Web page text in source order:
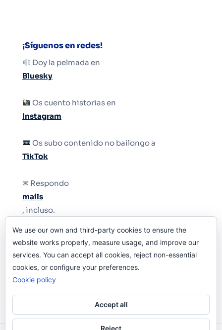
¡Síguenos en redes!
Doy la pelmada en
Bluesky
Os cuento historias en
Instagram
Os subo contenido no bailongo a
TikTok
✉ Respondo
mails
, incluso.
Y si una persona no puede tener teléfono, que
le quiten el teléfono.
We use our own and third-party cookies to ensure the
website works properly, measure usage, and improve our
services. You can accept all cookies, reject non-essential
cookies, or configure your preferences.
Cookie policy
Accept all
Reject